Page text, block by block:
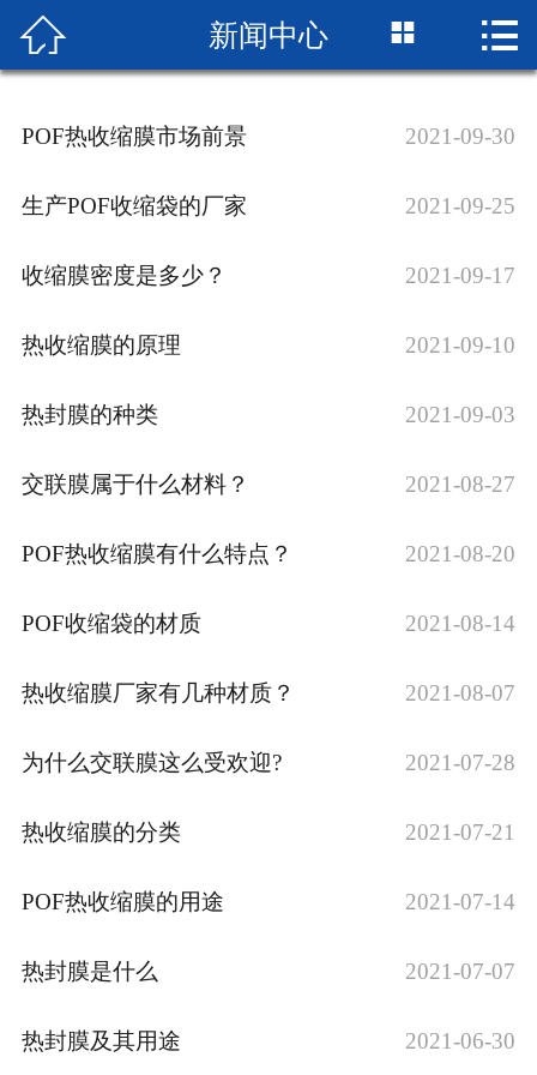
网站首页
成品展示
设备展示
新闻中心
 新闻中心  
POF热收缩膜市场前景 2021-09-30
生产POF收缩袋的厂家 2021-09-25
收缩膜密度是多少？ 2021-09-17
热收缩膜的原理 2021-09-10
热封膜的种类 2021-09-03
交联膜属于什么材料？ 2021-08-27
POF热收缩膜有什么特点？ 2021-08-20
POF收缩袋的材质 2021-08-14
热收缩膜厂家有几种材质？ 2021-08-07
为什么交联膜这么受欢迎? 2021-07-28
热收缩膜的分类 2021-07-21
POF热收缩膜的用途 2021-07-14
热封膜是什么 2021-07-07
热封膜及其用途 2021-06-30